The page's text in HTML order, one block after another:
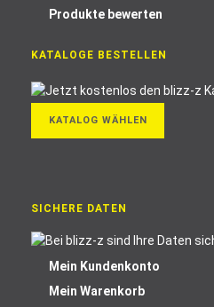
Produkte bewerten
KATALOGE BESTELLEN
KATALOG WÄHLEN
SICHERE DATEN
Mein Kundenkonto
Mein Warenkorb